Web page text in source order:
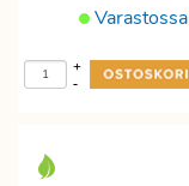
Varastossa
-
+